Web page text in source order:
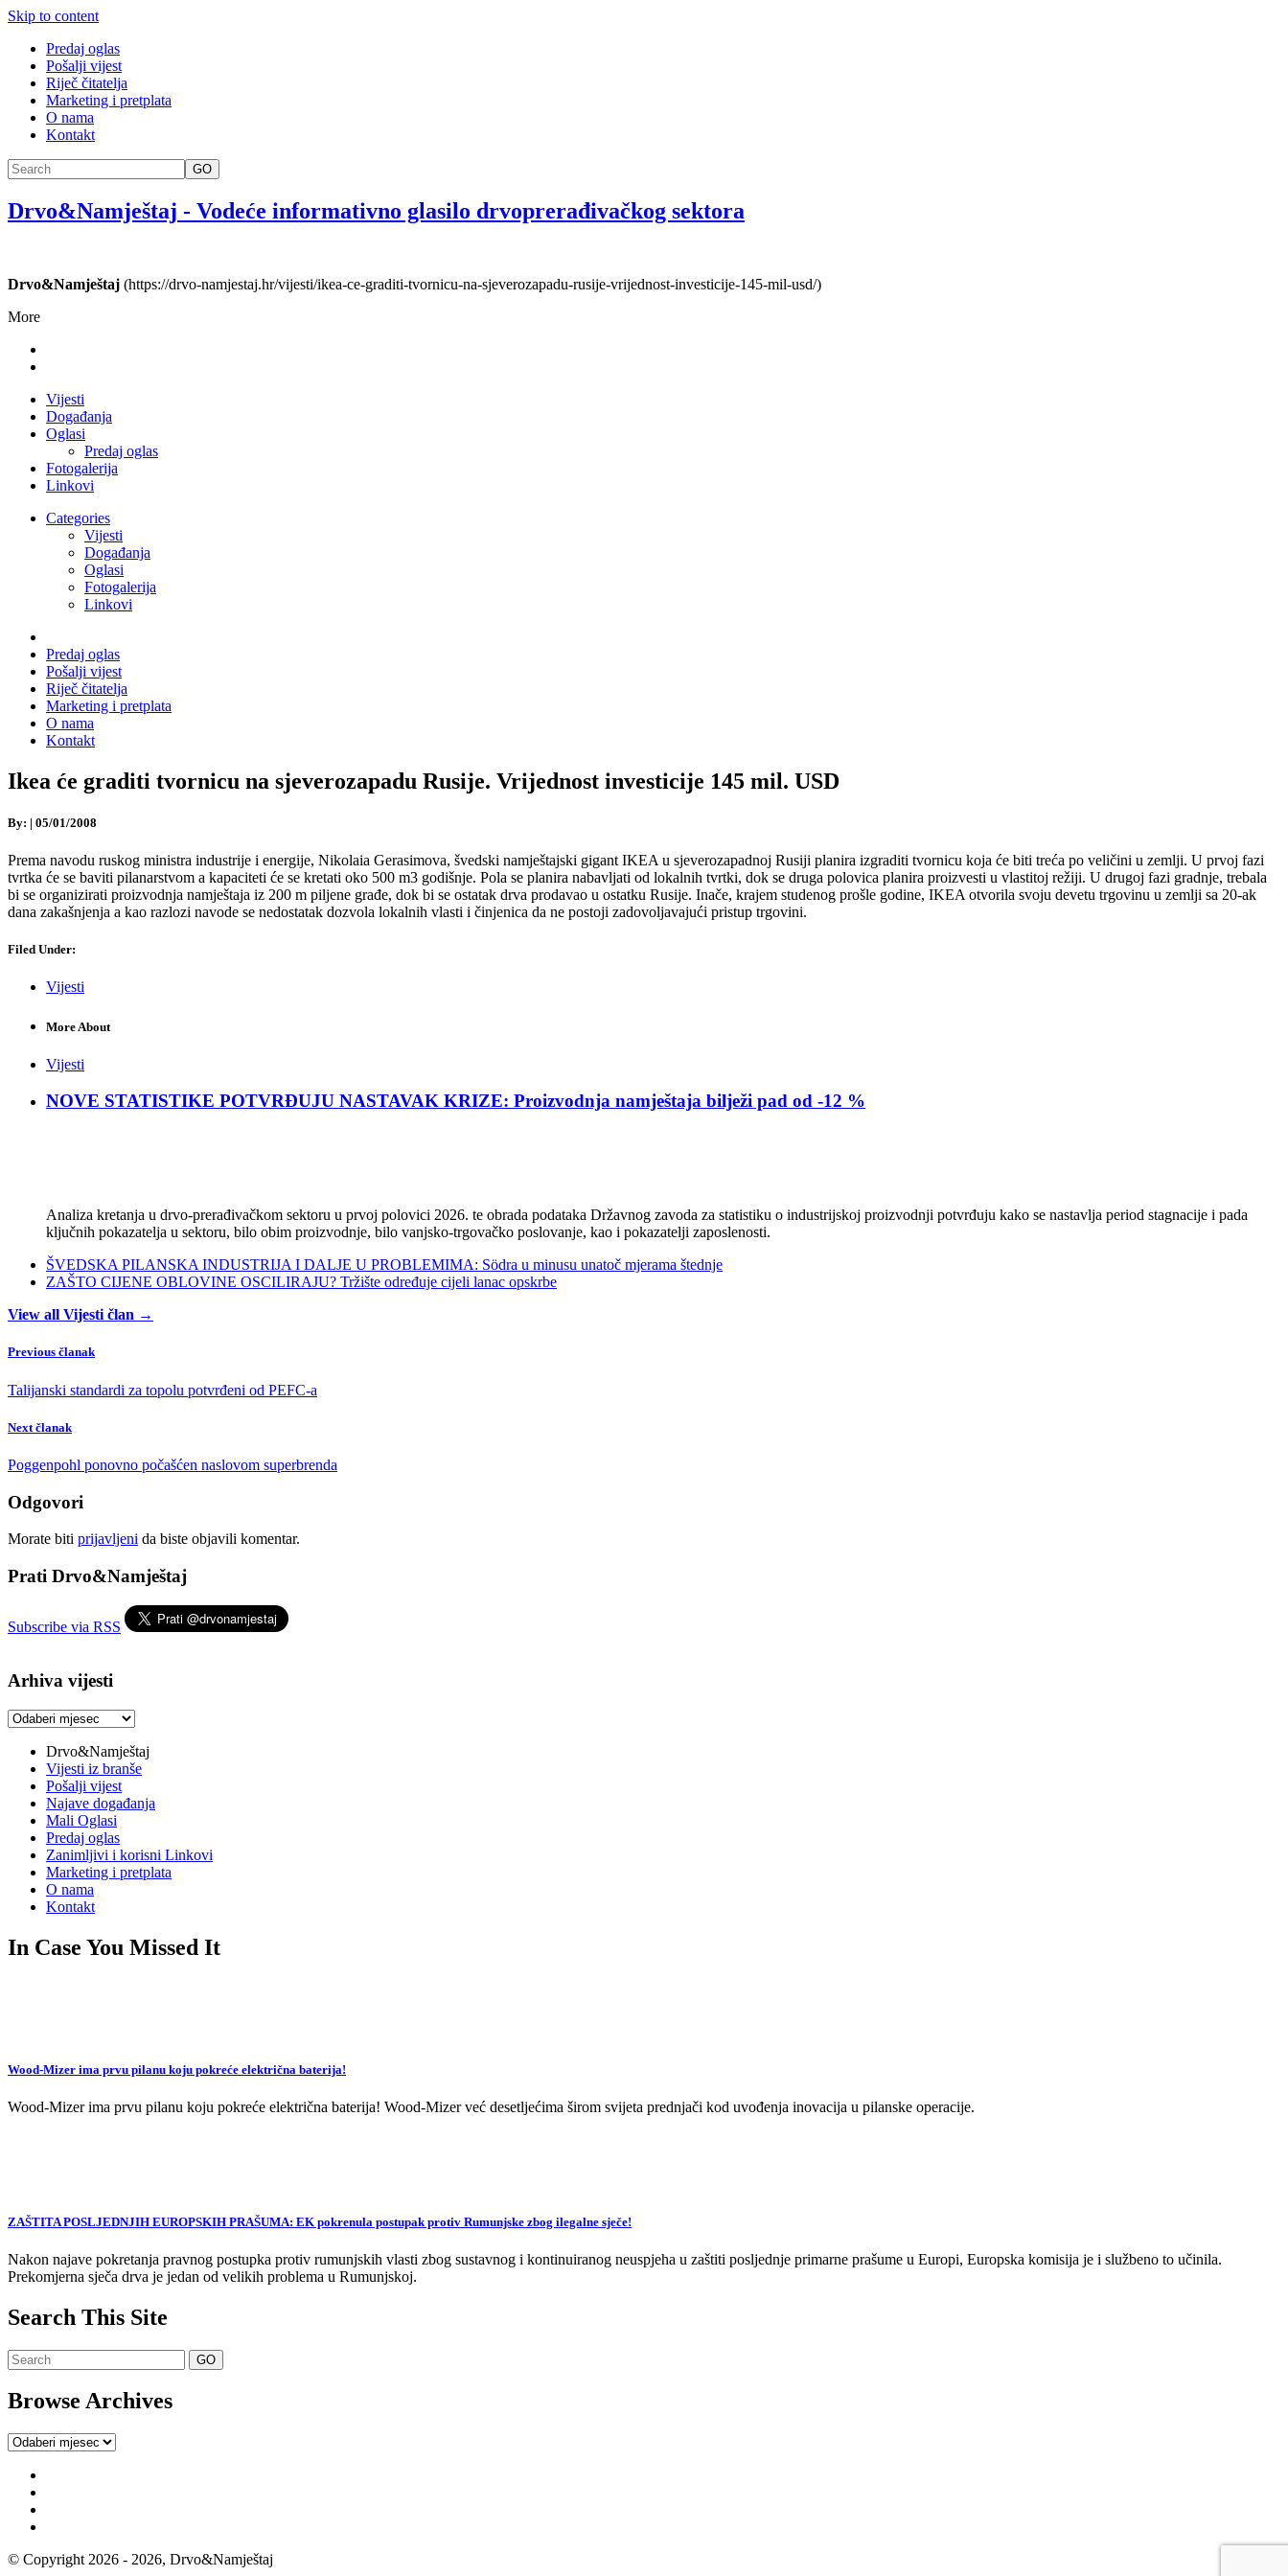
Skip to content
Predaj oglas
Pošalji vijest
Riječ čitatelja
Marketing i pretplata
O nama
Kontakt
GO
Drvo&Namještaj - Vodeće informativno glasilo drvoprerađivačkog sektora
Drvo&Namještaj (https://drvo-namjestaj.hr/vijesti/ikea-ce-graditi-tvornicu-na-sjeverozapadu-rusije-vrijednost-investicije-145-mil-usd/)
More
Vijesti
Događanja
Oglasi
Predaj oglas
Fotogalerija
Linkovi
Categories
Vijesti
Događanja
Oglasi
Fotogalerija
Linkovi
Predaj oglas
Pošalji vijest
Riječ čitatelja
Marketing i pretplata
O nama
Kontakt
Ikea će graditi tvornicu na sjeverozapadu Rusije. Vrijednost investicije 145 mil. USD
By: | 05/01/2008
Prema navodu ruskog ministra industrije i energije, Nikolaia Gerasimova, švedski namještajski gigant IKEA u sjeverozapadnoj Rusiji planira izgraditi tvornicu koja će biti treća po veličini u zemlji. U prvoj fazi
tvrtka će se baviti pilanarstvom a kapaciteti će se kretati oko 500 m3 godišnje. Pola se planira nabavljati od lokalnih tvrtki, dok se druga polovica planira proizvesti u vlastitoj režiji. U drugoj fazi gradnje, trebala
bi se organizirati proizvodnja namještaja iz 200 m piljene građe, dok bi se ostatak drva prodavao u ostatku Rusije. Inače, krajem studenog prošle godine, IKEA otvorila svoju devetu trgovinu u zemlji sa 20-ak
dana zakašnjenja a kao razlozi navode se nedostatak dozvola lokalnih vlasti i činjenica da ne postoji zadovoljavajući pristup trgovini.
Filed Under:
Vijesti
More About
Vijesti
NOVE STATISTIKE POTVRĐUJU NASTAVAK KRIZE: Proizvodnja namještaja bilježi pad od -12 %
Analiza kretanja u drvo-prerađivačkom sektoru u prvoj polovici 2026. te obrada podataka Državnog zavoda za statistiku o industrijskoj proizvodnji potvrđuju kako se nastavlja period stagnacije i pada
ključnih pokazatelja u sektoru, bilo obim proizvodnje, bilo vanjsko-trgovačko poslovanje, kao i pokazatelji zaposlenosti.
ŠVEDSKA PILANSKA INDUSTRIJA I DALJE U PROBLEMIMA: Södra u minusu unatoč mjerama štednje
ZAŠTO CIJENE OBLOVINE OSCILIRAJU? Tržište određuje cijeli lanac opskrbe
View all Vijesti član →
Previous članak
Talijanski standardi za topolu potvrđeni od PEFC-a
Next članak
Poggenpohl ponovno počašćen naslovom superbrenda
Odgovori
Morate biti prijavljeni da biste objavili komentar.
Prati Drvo&Namještaj
Subscribe via RSS
Arhiva vijesti
Arhiva
Drvo&Namještaj
Vijesti iz branše
Pošalji vijest
Najave događanja
Mali Oglasi
Predaj oglas
Zanimljivi i korisni Linkovi
Marketing i pretplata
O nama
Kontakt
In Case You Missed It
Wood-Mizer ima prvu pilanu koju pokreće električna baterija!
Wood-Mizer ima prvu pilanu koju pokreće električna baterija! Wood-Mizer već desetljećima širom svijeta prednjači kod uvođenja inovacija u pilanske operacije.
ZAŠTITA POSLJEDNJIH EUROPSKIH PRAŠUMA: EK pokrenula postupak protiv Rumunjske zbog ilegalne sječe!
Nakon najave pokretanja pravnog postupka protiv rumunjskih vlasti zbog sustavnog i kontinuiranog neuspjeha u zaštiti posljednje primarne prašume u Europi, Europska komisija je i službeno to učinila.
Prekomjerna sječa drva je jedan od velikih problema u Rumunjskoj.
Search This Site
Browse Archives
Browse
© Copyright 2026 - 2026, Drvo&Namještaj